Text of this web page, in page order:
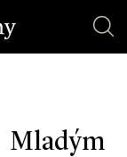
Mladým